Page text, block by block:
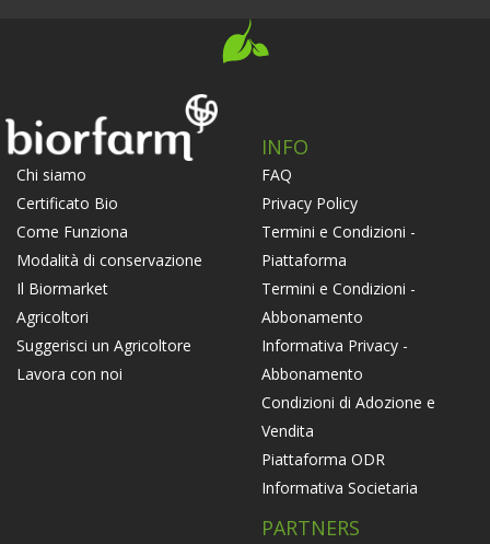
Chi siamo
Certificato Bio
Come Funziona
Modalità di conservazione
Il Biormarket
Agricoltori
Suggerisci un Agricoltore
Lavora con noi
INFO
FAQ
Privacy Policy
Termini e Condizioni -
Piattaforma
Termini e Condizioni -
Abbonamento
Informativa Privacy -
Abbonamento
Condizioni di Adozione e
Vendita
Piattaforma ODR
Informativa Societaria
PARTNERS